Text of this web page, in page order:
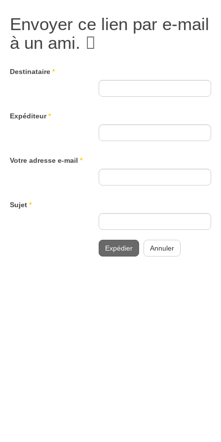
Envoyer ce lien par e-mail
à un ami.
Destinataire *
Expéditeur*
Votre adresse e-mail *
Sujet *
Expédier Annuler